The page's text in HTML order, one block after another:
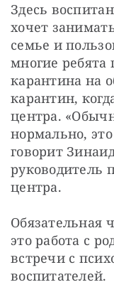
Здесь
хочет
семье и
многие ребята
карантина на
карантин,
центра.
нормально,
говорит
руководитель
центра.
Обязательная
это работа с
встречи с
воспитателей.